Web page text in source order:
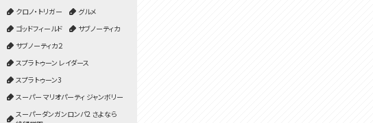
クロノ・トリガー
グルメ
ゴッドフィールド
サブノーティカ
サブノーティカ２
スプラトゥーン レイダース
スプラトゥーン3
スーパー マリオパーティ ジャンボリー
スーパーダンガンロンパ2 さよなら